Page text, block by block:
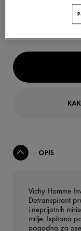
OPIS
Vichy Homme
Detranspirant
i neprijatnih
mrlje. Ispitano
pogodno za